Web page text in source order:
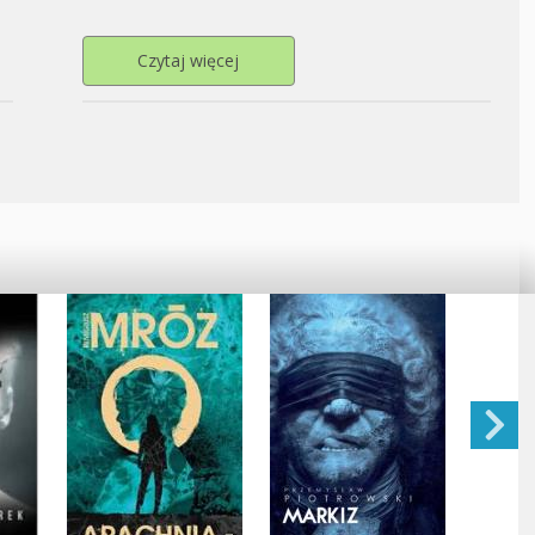
Bibliotecznych Warsztatów Teatralnych
Czytaj więcej